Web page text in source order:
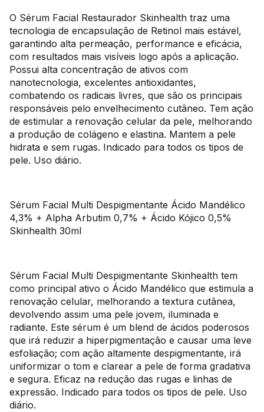
O Sérum Facial Restaurador Skinhealth traz uma
tecnologia de encapsulação de Retinol mais estável,
garantindo alta permeação, performance e eficácia,
com resultados mais visíveis logo após a aplicação.
Possui alta concentração de ativos com
nanotecnologia, excelentes antioxidantes,
combatendo os radicais livres, que são os principais
responsáveis pelo envelhecimento cutâneo. Tem ação
de estimular a renovação celular da pele, melhorando
a produção de colágeno e elastina. Mantem a pele
hidrata e sem rugas. Indicado para todos os tipos de
pele. Uso diário.
Sérum Facial Multi Despigmentante Ácido Mandélico
4,3% + Alpha Arbutim 0,7% + Ácido Kójico 0,5%
Skinhealth 30ml
Sérum Facial Multi Despigmentante Skinhealth tem
como principal ativo o Ácido Mandélico que estimula a
renovação celular, melhorando a textura cutânea,
devolvendo assim uma pele jovem, iluminada e
radiante. Este sérum é um blend de ácidos poderosos
que irá reduzir a hiperpigmentação e causar uma leve
esfoliação; com ação altamente despigmentante, irá
uniformizar o tom e clarear a pele de forma gradativa
e segura. Eficaz na redução das rugas e linhas de
expressão. Indicado para todos os tipos de pele. Uso
diário.